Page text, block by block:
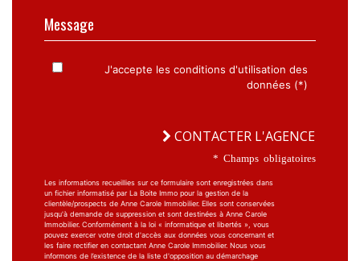
Message
J'accepte les conditions d'utilisation des
données (*)
CONTACTER L'AGENCE
* Champs obligatoires
Les informations recueillies sur ce formulaire sont enregistrées dans
un fichier informatisé par La Boite Immo pour la gestion de la
clientèle/prospects de Anne Carole Immobilier. Elles sont conservées
jusqu'à demande de suppression et sont destinées à Anne Carole
Immobilier. Conformément à la loi « informatique et libertés », vous
pouvez exercer votre droit d'accès aux données vous concernant et
les faire rectifier en contactant Anne Carole Immobilier. Nous vous
informons de l’existence de la liste d'opposition au démarchage